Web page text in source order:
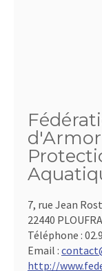
7, rue Jean
22440
Téléphone :
Email :
http://